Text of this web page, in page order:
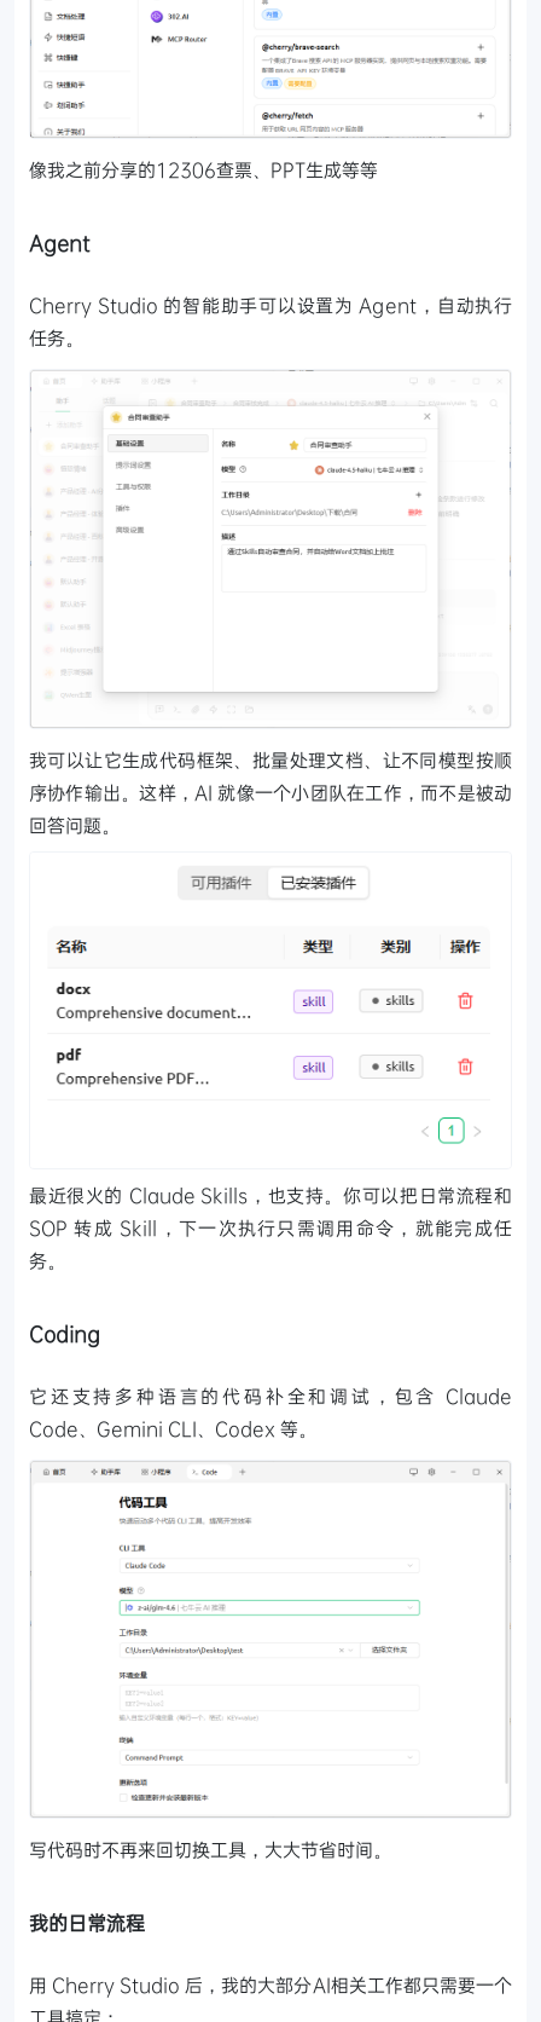
像我之前分享的12306查票、PPT生成等等
Agent
Cherry Studio 的智能助手可以设置为 Agent，自动执行
任务。
我可以让它生成代码框架、批量处理文档、让不同模型按顺
序协作输出。这样，AI 就像一个小团队在工作，而不是被动
回答问题。
最近很火的 Claude Skills，也支持。你可以把日常流程和
SOP 转成 Skill，下一次执行只需调用命令，就能完成任
务。
Coding
它还支持多种语言的代码补全和调试，包含 Claude
Code、Gemini CLI、Codex 等。
写代码时不再来回切换工具，大大节省时间。
我的日常流程
用 Cherry Studio 后，我的大部分AI相关工作都只需要一个